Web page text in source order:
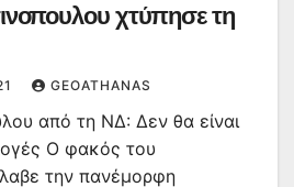
χτύπησε τη
GEOATHANAS
από τη ΝΔ: Δεν θα είναι
Ο φακός του
την πανέμορφη